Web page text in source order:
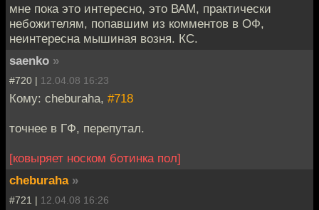
мне пока это интересно, это ВАМ, практически
небожителям, попавшим из комментов в ОФ,
неинтересна мышиная возня. КС.
saenko »
#720 | 12.04.08 16:23
Кому: cheburaha, #718
точнее в ГФ, перепутал.
[ковыряет носком ботинка пол]
cheburaha »
#721 | 12.04.08 16:26